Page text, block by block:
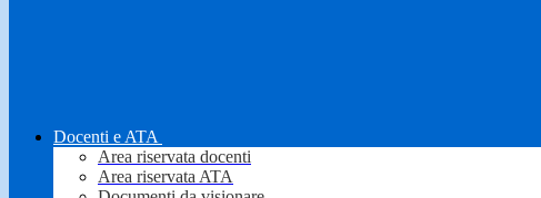
Docenti e ATA
Area riservata docenti
Area riservata ATA